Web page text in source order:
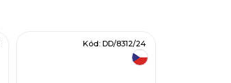
Kód: DD/8312/24